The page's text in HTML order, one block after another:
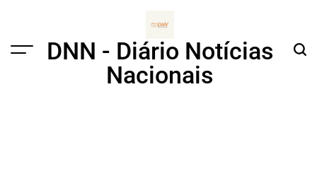
Menu
DNN - Diário Notícias
Nacionais